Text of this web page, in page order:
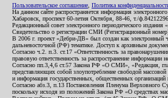
Пользовательское соглашение Политика
На данном сайте распространяется информация
Хабаровск, проспект 60-летия Октября, 88-46, т./
Редакционный совет электронного периодического
Свидетельство о регистрации СМИ (Регистрационный
В 2006 г. проект «Дебри-ДВ» был создан как электронный
дальневосточной (РФ) тематике. Доступ к архивным
Согласно ч.2. п.3. ст.17 «Ответственность за
правовую ответственность за распространение
Согласно пп.3,4,6 ст.57 Закона РФ «О СМИ», «Редакция,
представляющих собой злоупотребление свободой
и информация государственных, общественных организаций
Согласно абз.3, п.13 Постановления Пленума Верховного
поскольку исходя из положений Закона РФ «О средствах